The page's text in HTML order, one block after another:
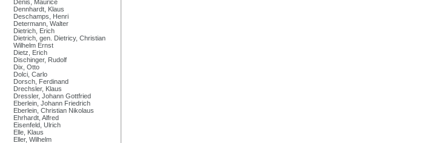
Denis, Maurice
Dennhardt, Klaus
Deschamps, Henri
Determann, Walter
Dietrich, Erich
Dietrich, gen. Dietricy, Christian
Wilhelm Ernst
Dietz, Erich
Dischinger, Rudolf
Dix, Otto
Dolci, Carlo
Dorsch, Ferdinand
Drechsler, Klaus
Dressler, Johann Gottfried
Eberlein, Johann Friedrich
Eberlein, Christian Nikolaus
Ehrhardt, Alfred
Eisenfeld, Ulrich
Elle, Klaus
Eller, Wilhelm